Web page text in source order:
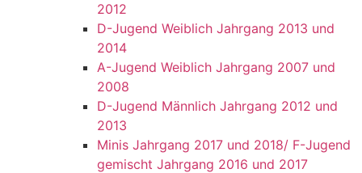
2012
D-Jugend Weiblich Jahrgang 2013 und
2014
A-Jugend Weiblich Jahrgang 2007 und
2008
D-Jugend Männlich Jahrgang 2012 und
2013
Minis Jahrgang 2017 und 2018/ F-Jugend
gemischt Jahrgang 2016 und 2017